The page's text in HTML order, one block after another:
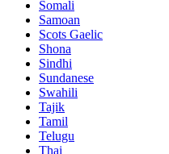
Somali
Samoan
Scots Gaelic
Shona
Sindhi
Sundanese
Swahili
Tajik
Tamil
Telugu
Thai